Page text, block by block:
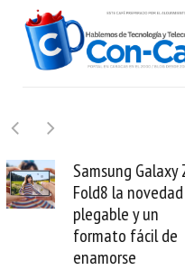
Samsung Galaxy Z
Fold8 la novedad
plegable y un
formato fácil de
enamorse